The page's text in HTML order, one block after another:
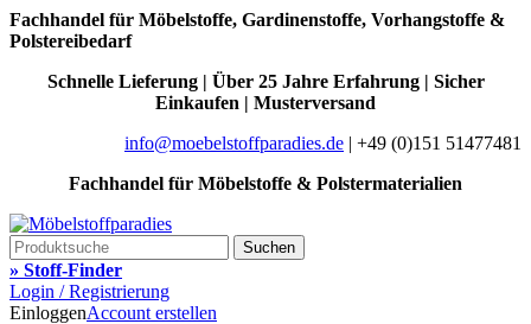
Fachhandel für Möbelstoffe, Gardinenstoffe, Vorhangstoffe &
Polstereibedarf
Schnelle Lieferung | Über 25 Jahre Erfahrung | Sicher
Einkaufen | Musterversand
info@moebelstoffparadies.de | +49 (0)151 51477481
Fachhandel für Möbelstoffe & Polstermaterialien
Suchen
» Stoff-Finder
Login / Registrierung
EinloggenAccount erstellen